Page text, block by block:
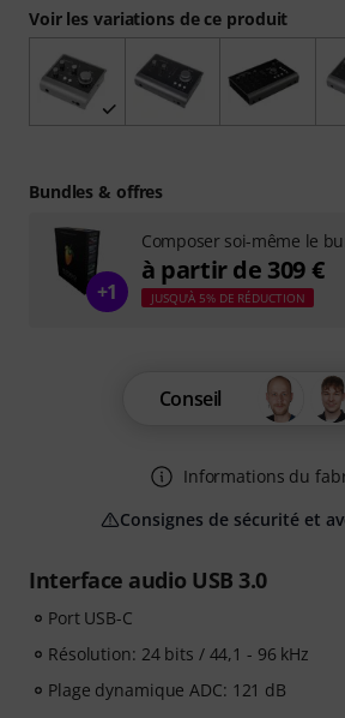
Interface audio USB 3.0
Port USB-C
Résolution: 24 bits / 44,1 - 96 kHz
Plage dynamique ADC: 121 dB
Voir les variations de ce produit
Conseil
Informations du
Consignes de sécurité et
Bundles & offres
+1
Composer soi-même le
à partir de 309 €
JUSQU'À 5% DE RÉDUCTION